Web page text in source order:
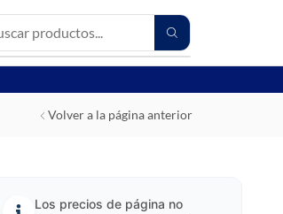
Volver a la página anterior
Los precios de página no